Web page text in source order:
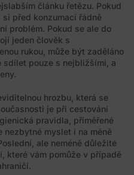
článku řetězu. Pokud
před konzumací řádně
problém. Pokud se ale do
jeden člověk s
rukou, může být zaděláno
sdílet pouze s nejbližšími, a
hrozbu, která se
je při cestování
pravidla, přiměřené
nezbytné myslet i na méně
ale neméně důležité
které vám pomůže v případě